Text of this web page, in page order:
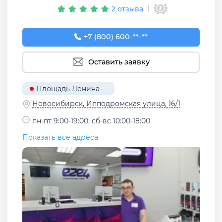
2 отзыва
+7 (800) 600-32-34
+7 (800) 600-**-**
Оставить заявку
Площадь Ленина
Новосибирск, Ипподромская улица, 16/1
пн-пт 9:00-19:00; сб-вс 10:00-18:00
Показать все адреса